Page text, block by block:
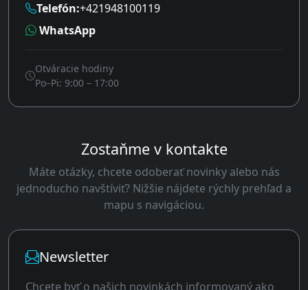
Telefón:+421948100119
WhatsApp
Otváracie hodiny
Po–Pi: 9:00 – 17:00
Zostaňme v kontakte
Máte otázky, chcete odoberať novinky alebo nás
jednoducho navštíviť? Nižšie nájdete rýchly prehľad a
mapu s navigáciou.
Newsletter
Chcete byť o našich novinkách informovaný ako